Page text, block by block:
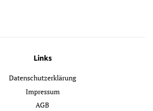
Links
Datenschutzerklärung
Impressum
AGB